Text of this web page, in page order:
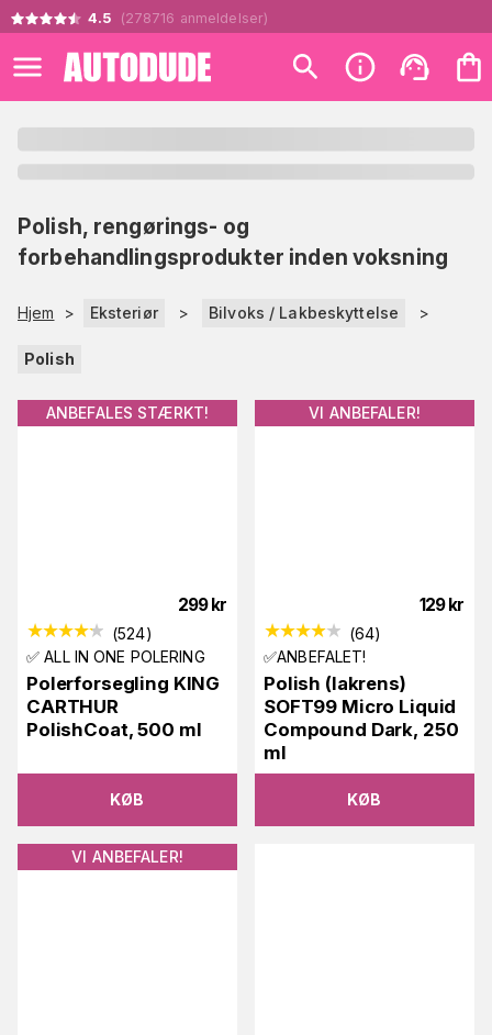
4.5 (278716 anmeldelser)
Polish, rengørings- og
forbehandlingsprodukter inden voksning
Hjem > Eksteriør > Bilvoks / Lakbeskyttelse >
Polish
ANBEFALES STÆRKT!
299 kr
(524)
✅ ALL IN ONE POLERING
Polerforsegling KING
CARTHUR
PolishCoat, 500 ml
KØB
VI ANBEFALER!
129 kr
(64)
✅ANBEFALET!
Polish (lakrens)
SOFT99 Micro Liquid
Compound Dark, 250
ml
KØB
VI ANBEFALER!